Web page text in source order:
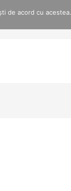
de acord cu acestea.